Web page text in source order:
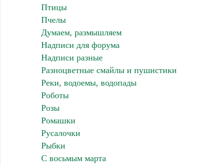
Птицы
Пчелы
Думаем, размышляем
Надписи для форума
Надписи разные
Разноцветные смайлы и пушистики
Реки, водоемы, водопады
Роботы
Розы
Ромашки
Русалочки
Рыбки
С восьмым марта